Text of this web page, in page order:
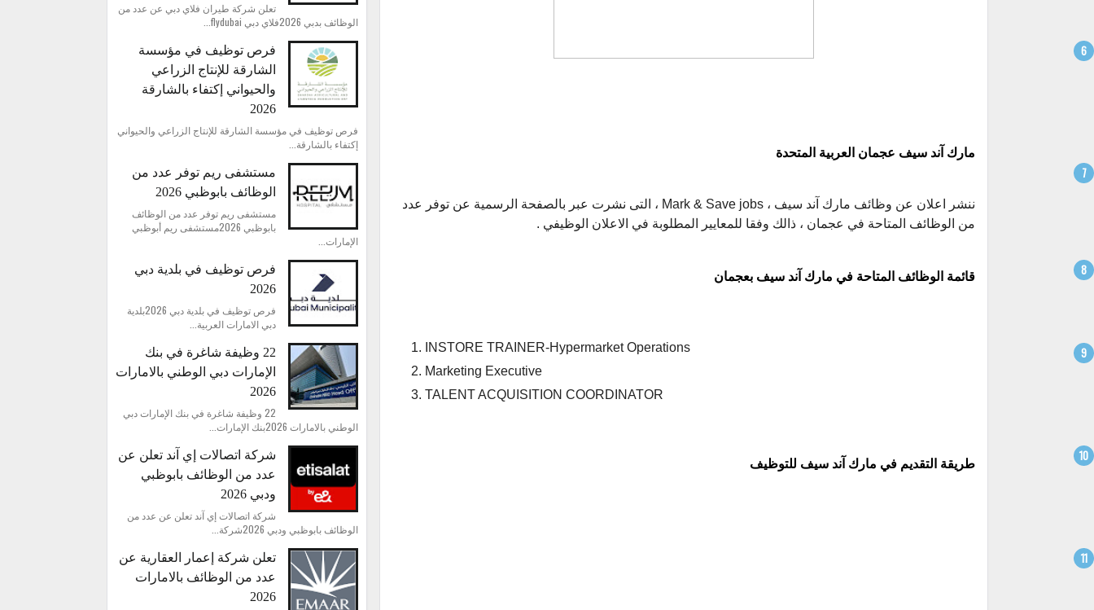
مارك آند سيف عجمان العربية المتحدة
ننشر اعلان عن وظائف مارك آند سيف ، Mark & Save
jobs ، التى نشرت عبر بالصفحة الرسمية عن توفر عدد
من الوظائف المتاحة في عجمان ، ذالك وفقا للمعايير المطلوبة في الاعلان الوظيفي .
قائمة الوظائف المتاحة في مارك آند سيف بعجمان
INSTORE TRAINER-Hypermarket Operations
Marketing Executive
TALENT ACQUISITION COORDINATOR
طريقة التقديم في مارك آند سيف للتوظيف
تعلن شركة طيران فلاي دبي عن عدد من
الوظائف بدبي 2026فلاي دبي flydubai...
فرص توظيف في مؤسسة
الشارقة للإنتاج الزراعي
والحيواني إكتفاء بالشارقة
2026
فرص توظيف في مؤسسة الشارقة للإنتاج الزراعي والحيواني
إكتفاء بالشارقة...
مستشفى ريم توفر عدد من
الوظائف بابوظبي 2026
مستشفى ريم توفر عدد من الوظائف
بابوظبي 2026مستشفى ريم أبوظبي
الإمارات...
فرص توظيف في بلدية دبي
2026
فرص توظيف في بلدية دبي 2026بلدية
دبي الامارات العربية...
22 وظيفة شاغرة في بنك
الإمارات دبي الوطني بالامارات
2026
22 وظيفة شاغرة في بنك الإمارات دبي
الوطني بالامارات 2026بنك الإمارات...
شركة اتصالات إي آند تعلن عن
عدد من الوظائف بابوظبي
ودبي 2026
شركة اتصالات إي آند تعلن عن عدد من
الوظائف بابوظبي ودبي 2026شركة...
تعلن شركة إعمار العقارية عن
عدد من الوظائف بالامارات
2026